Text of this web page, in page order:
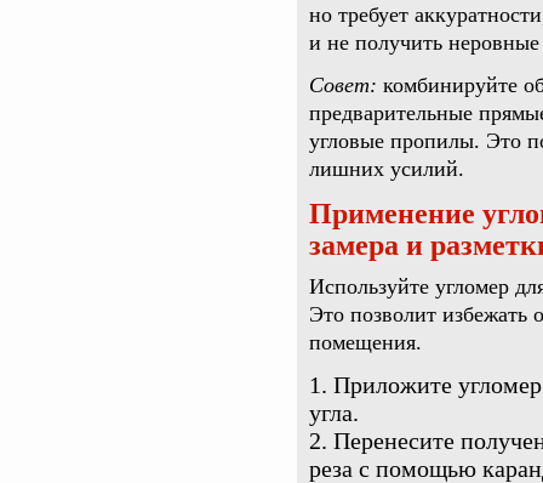
но требует
и не получить неровные
Совет: комбинируйте
предварительные
угловые пропилы. Это
лишних усилий.
Применение
замера и
Используйте угломер
Это позволит избежать
помещения.
Приложите
угла.
Перенесите
реза с помощью